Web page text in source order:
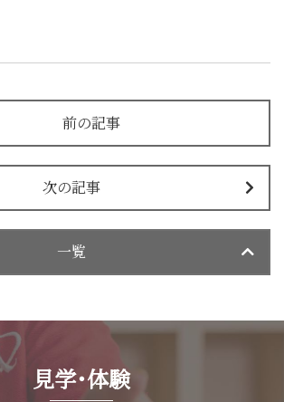
前の記事
次の記事
一覧
見学･体験